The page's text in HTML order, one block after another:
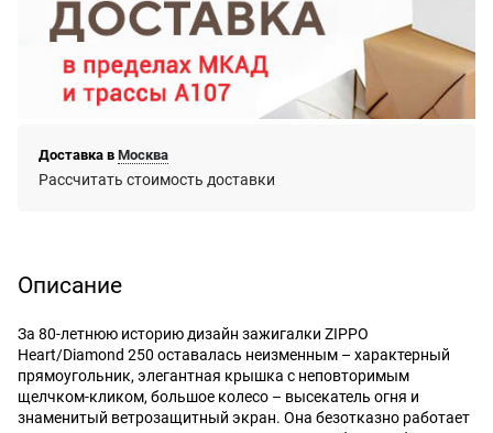
Доставка в Москва
Рассчитать стоимость доставки
Описание
За 80-летнюю историю дизайн зажигалки ZIPPO
Heart/Diamond 250 оставалась неизменным – характерный
прямоугольник, элегантная крышка с неповторимым
щелчком-кликом, большое колесо – высекатель огня и
знаменитый ветрозащитный экран. Она безотказно работает